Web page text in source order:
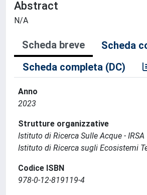
Abstract
N/A
Scheda breve
Scheda
Scheda completa (DC)
Anno
2023
Strutture organizzative
Istituto di Ricerca Sulle Acque - IRSA
Istituto di Ricerca sugli Ecosistemi
Codice ISBN
978-0-12-819119-4